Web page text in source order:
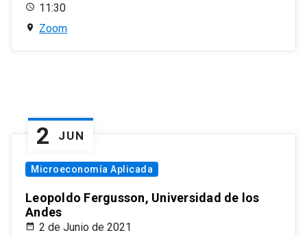
11:30
Zoom
2 JUN
Microeconomía Aplicada
Leopoldo Fergusson, Universidad de los
Andes
2 de Junio de 2021